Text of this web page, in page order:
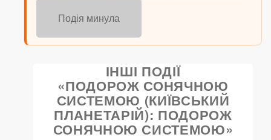
Подія минула
ІНШІ ПОДІЇ
«ПОДОРОЖ СОНЯЧНОЮ
СИСТЕМОЮ (КИЇВСЬКИЙ
ПЛАНЕТАРІЙ): ПОДОРОЖ
СОНЯЧНОЮ СИСТЕМОЮ»